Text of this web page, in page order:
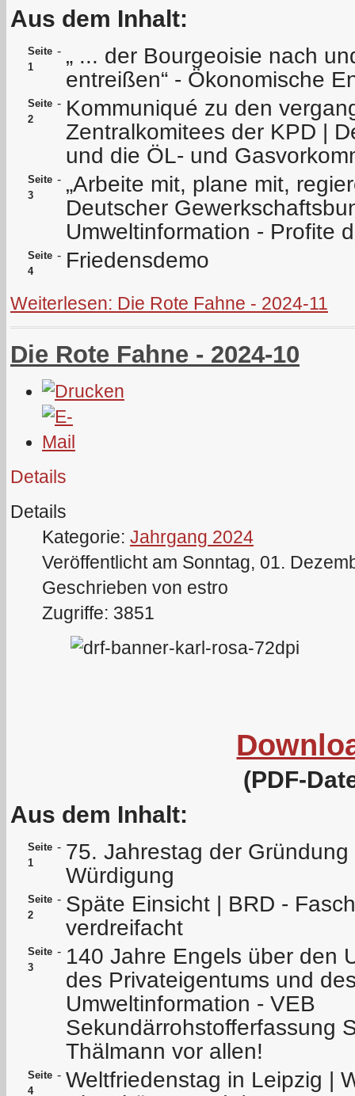
Aus dem Inhalt:
Seite
1
- „ ... der Bourgeoisie nach
entreißen“ - Ökonomische
Seite
2
- Kommuniqué zu den
Zentralkomitees der KPD |
und die ÖL- und
Seite
3
- „Arbeite mit, plane mit,
Deutscher
Umweltinformation - Profite
Seite
4
- Friedensdemo
Weiterlesen: Die Rote Fahne - 2024-11
Die Rote Fahne - 2024-10
Details
Details
Kategorie: Jahrgang 2024
Veröffentlicht am Sonntag, 01.
Geschrieben von estro
Zugriffe: 3851
(PDF-
Aus dem Inhalt:
Seite
1
- 75. Jahrestag der
Würdigung
Seite
2
- Späte Einsicht | BRD -
verdreifacht
Seite
3
- 140 Jahre Engels über den
des Privateigentums und
Umweltinformation - VEB
Sekundärrohstofferfassung
Thälmann vor allen!
Seite
4
- Weltfriedenstag in Leipzig |